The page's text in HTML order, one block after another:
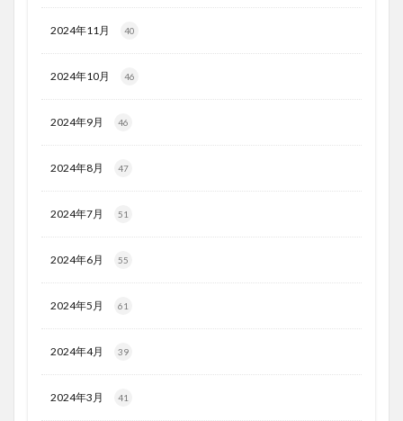
2024年11月 40
2024年10月 46
2024年9月 46
2024年8月 47
2024年7月 51
2024年6月 55
2024年5月 61
2024年4月 39
2024年3月 41